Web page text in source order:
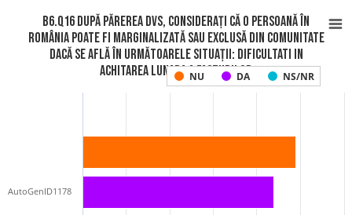
B6.Q16 După părerea Dvs, considerați că o persoană în
România poate fi marginalizată sau exclusă din comunitate
dacă se află în următoarele situații: Dificultati in
achitarea lunara a facturilor
NU DA NS/NR
AutoGenID1178